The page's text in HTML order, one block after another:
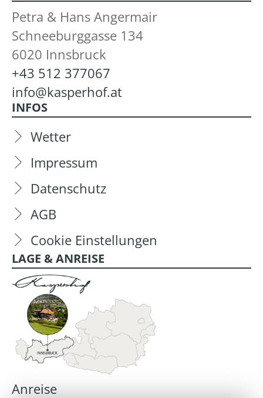
Petra & Hans Angermair
Schneeburggasse 134
6020 Innsbruck
+43 512 377067
info@kasperhof.at
INFOS
Wetter
Impressum
Datenschutz
AGB
Cookie Einstellungen
LAGE & ANREISE
Anreise